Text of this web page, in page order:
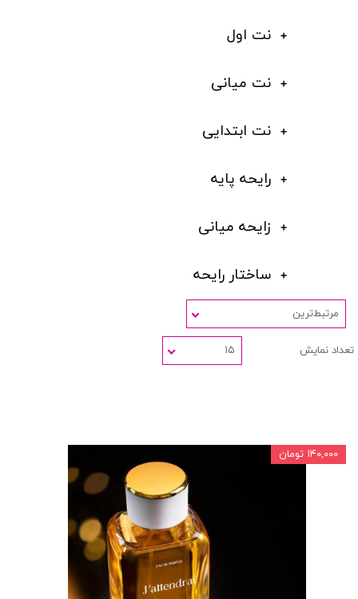
نت اول
نت میانی
نت ابتدایی
رایحه پایه
زایحه میانی
ساختار رایحه
مرتبط‌ترین
تعداد نمایش ۱۵
۱۴۰,۰۰۰ تومان